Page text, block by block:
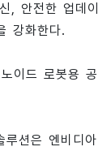
, 안전한 업데이
강화한다.
이드 로봇용 공
루션은 엔비디아